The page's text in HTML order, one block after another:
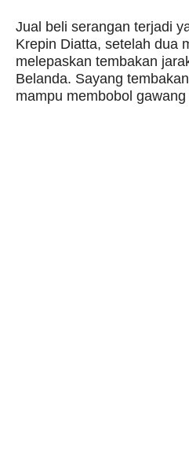
Jual beli serangan terjadi
Krepin Diatta, setelah dua
melepaskan tembakan
Belanda. Sayang
mampu membobol